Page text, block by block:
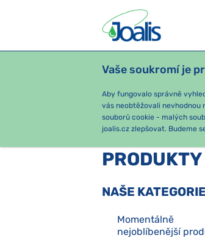
Vaše soukromí je
Aby fungovalo správně
vás neobtěžovali nevhodnou
souborů cookie - malých
joalis.cz zlepšovat. Budeme
PRODUKTY
NAŠE KATEGORIE
Momentálně
nejoblíbenější